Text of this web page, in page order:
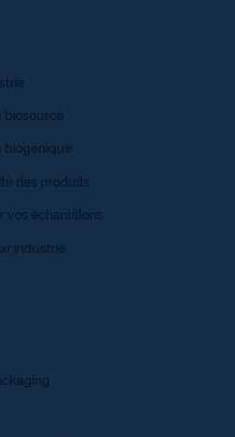
biosourcé
biogénique
des produits
vos échantillons
industrie